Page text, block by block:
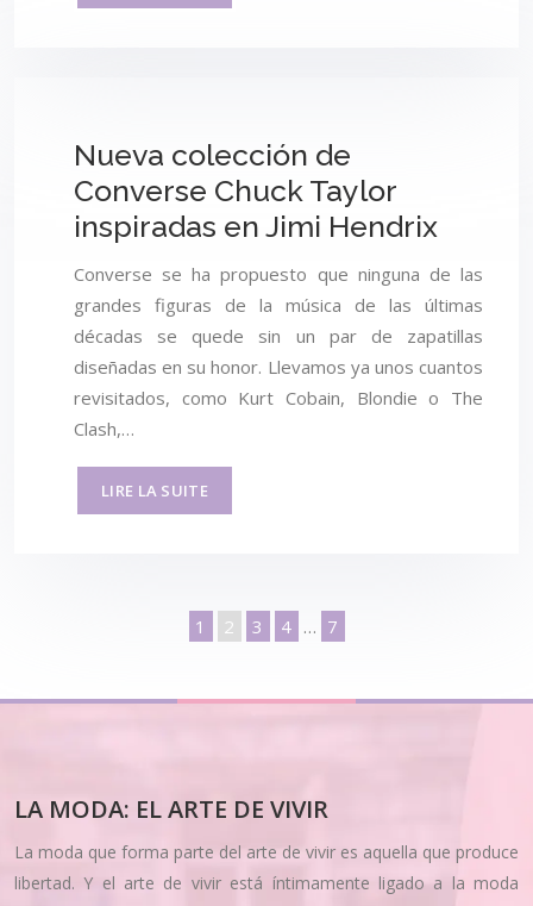
Nueva colección de
Converse Chuck Taylor
inspiradas en Jimi Hendrix
Converse se ha propuesto que ninguna de las
grandes figuras de la música de las últimas
décadas se quede sin un par de zapatillas
diseñadas en su honor. Llevamos ya unos cuantos
revisitados, como Kurt Cobain, Blondie o The
Clash,…
LIRE LA SUITE
1 2 3 4 … 7
LA MODA: EL ARTE DE VIVIR
La moda que forma parte del arte de vivir es aquella que produce
libertad. Y el arte de vivir está íntimamente ligado a la moda